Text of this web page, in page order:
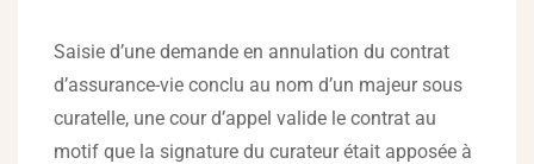
Saisie d’une demande en annulation du contrat
d’assurance-vie conclu au nom d’un majeur sous
curatelle, une cour d’appel valide le contrat au
motif que la signature du curateur était apposée à